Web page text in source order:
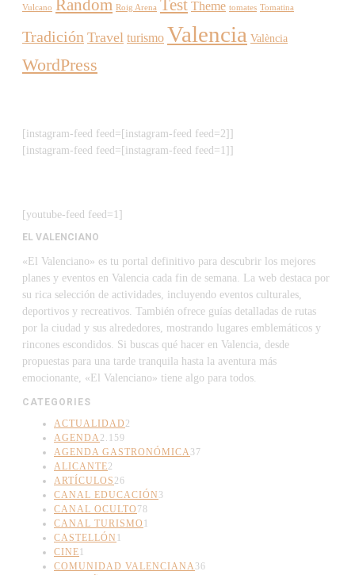
Vulcano Random Roig Arena Test Theme tomates Tomatina
Tradición Travel turismo Valencia València
WordPress
[instagram-feed feed=[instagram-feed feed=2]]
[instagram-feed feed=[instagram-feed feed=1]]
[youtube-feed feed=1]
EL VALENCIANO
«El Valenciano» es tu portal definitivo para descubrir los mejores
planes y eventos en Valencia cada fin de semana. La web destaca por
su rica selección de actividades, incluyendo eventos culturales,
deportivos y recreativos. También ofrece guías detalladas de rutas
por la ciudad y sus alrededores, mostrando lugares emblemáticos y
rincones escondidos. Si buscas qué hacer en Valencia, desde
propuestas para una tarde tranquila hasta la aventura más
emocionante, «El Valenciano» tiene algo para todos.
CATEGORIES
ACTUALIDAD 2
AGENDA2.159
AGENDA GASTRONÓMICA37
ALICANTE2
ARTÍCULOS 26
CANAL EDUCACIÓN 3
CANAL OCULTO 78
CANAL TURISMO 1
CASTELLÓN 1
CINE1
COMUNIDAD VALENCIANA36